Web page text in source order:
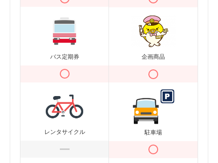
バス定期券 企画商品
レンタサイクル 駐車場